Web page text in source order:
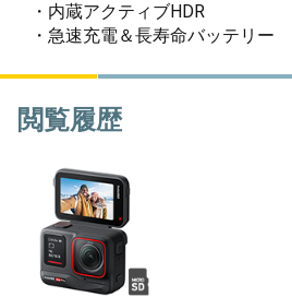
・内蔵アクティブHDR
・急速充電＆長寿命バッテリー
閲覧履歴